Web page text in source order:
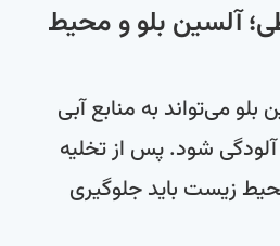
آلسین بلو و محیط
می‌تواند به منابع آبی
شود. پس از تخلیه
زیست باید جلوگیری